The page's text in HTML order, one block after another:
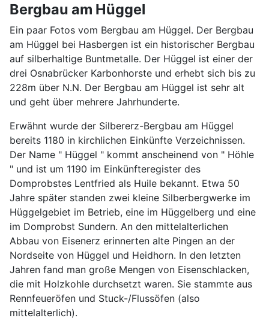
Bergbau am Hüggel
Ein paar Fotos vom Bergbau am Hüggel. Der Bergbau
am Hüggel bei Hasbergen ist ein historischer Bergbau
auf silberhaltige Buntmetalle. Der Hüggel ist einer der
drei Osnabrücker Karbonhorste und erhebt sich bis zu
228m über N.N. Der Bergbau am Hüggel ist sehr alt
und geht über mehrere Jahrhunderte.
Erwähnt wurde der Silbererz-Bergbau am Hüggel
bereits 1180 in kirchlichen Einkünfte Verzeichnissen.
Der Name " Hüggel " kommt anscheinend von " Höhle
" und ist um 1190 im Einkünfteregister des
Domprobstes Lentfried als Huile bekannt. Etwa 50
Jahre später standen zwei kleine Silberbergwerke im
Hüggelgebiet im Betrieb, eine im Hüggelberg und eine
im Domprobst Sundern. An den mittelalterlichen
Abbau von Eisenerz erinnerten alte Pingen an der
Nordseite von Hüggel und Heidhorn. In den letzten
Jahren fand man große Mengen von Eisenschlacken,
die mit Holzkohle durchsetzt waren. Sie stammte aus
Rennfeueröfen und Stuck-/Flussöfen (also
mittelalterlich).